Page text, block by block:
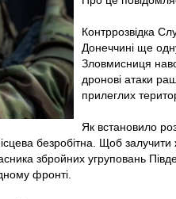
Контррозвідка
Донеччині ще
Зловмисниця
дронові атаки
прилеглих
Як встановило
безробітна. Щоб залучити
збройних угруповань
фронті.